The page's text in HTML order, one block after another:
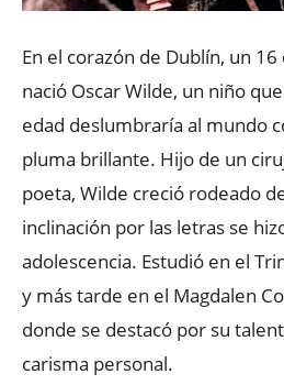
En el corazón de Dublín, un
nació Oscar Wilde, un niño
edad deslumbraría al mundo
pluma brillante. Hijo de un
poeta, Wilde creció rodeado
inclinación por las letras se
adolescencia. Estudió en el
y más tarde en el Magdalen
donde se destacó por su
carisma personal.